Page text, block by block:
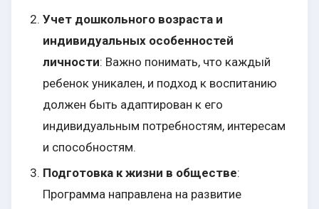
Учет дошкольного возраста и
индивидуальных особенностей
личности: Важно понимать, что каждый
ребенок уникален, и подход к воспитанию
должен быть адаптирован к его
индивидуальным потребностям, интересам
и способностям.
Подготовка к жизни в обществе:
Программа направлена на развитие